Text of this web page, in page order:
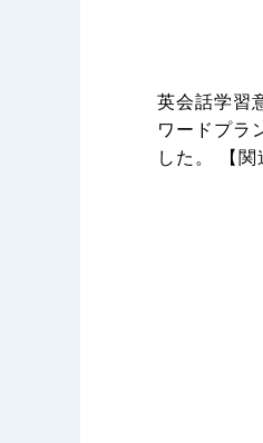
英会話学習
ワードプラ
した。 【関